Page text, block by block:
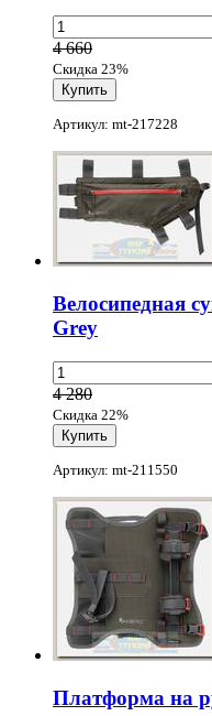
4 660
Скидка 23%
Артикул: mt-217228
Велосипедная
Grey
4 280
Скидка 22%
Артикул: mt-211550
Платформа на